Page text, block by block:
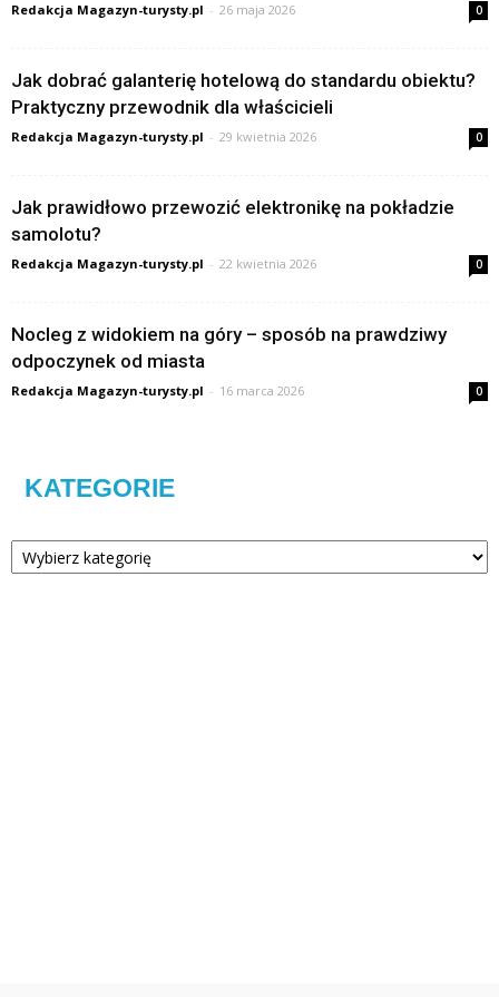
Redakcja Magazyn-turysty.pl - 26 maja 2026 0
Jak dobrać galanterię hotelową do standardu obiektu?
Praktyczny przewodnik dla właścicieli
Redakcja Magazyn-turysty.pl - 29 kwietnia 2026 0
Jak prawidłowo przewozić elektronikę na pokładzie
samolotu?
Redakcja Magazyn-turysty.pl - 22 kwietnia 2026 0
Nocleg z widokiem na góry – sposób na prawdziwy
odpoczynek od miasta
Redakcja Magazyn-turysty.pl - 16 marca 2026 0
KATEGORIE
Kategorie